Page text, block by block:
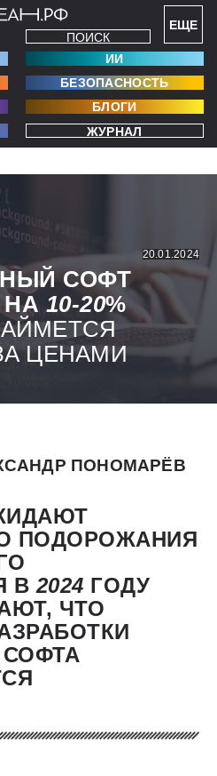
ЕЩЕ
ПОИСК
ИИ
БЕЗОПАСНОСТЬ
БЛОГИ
ЖУРНАЛ
20.01.2024
СОФТ
10-20%
ЦЕНАМИ
ПОНОМАРЁВ
ПОДОРОЖАНИЯ
В 2024 ГОДУ
ЧТО